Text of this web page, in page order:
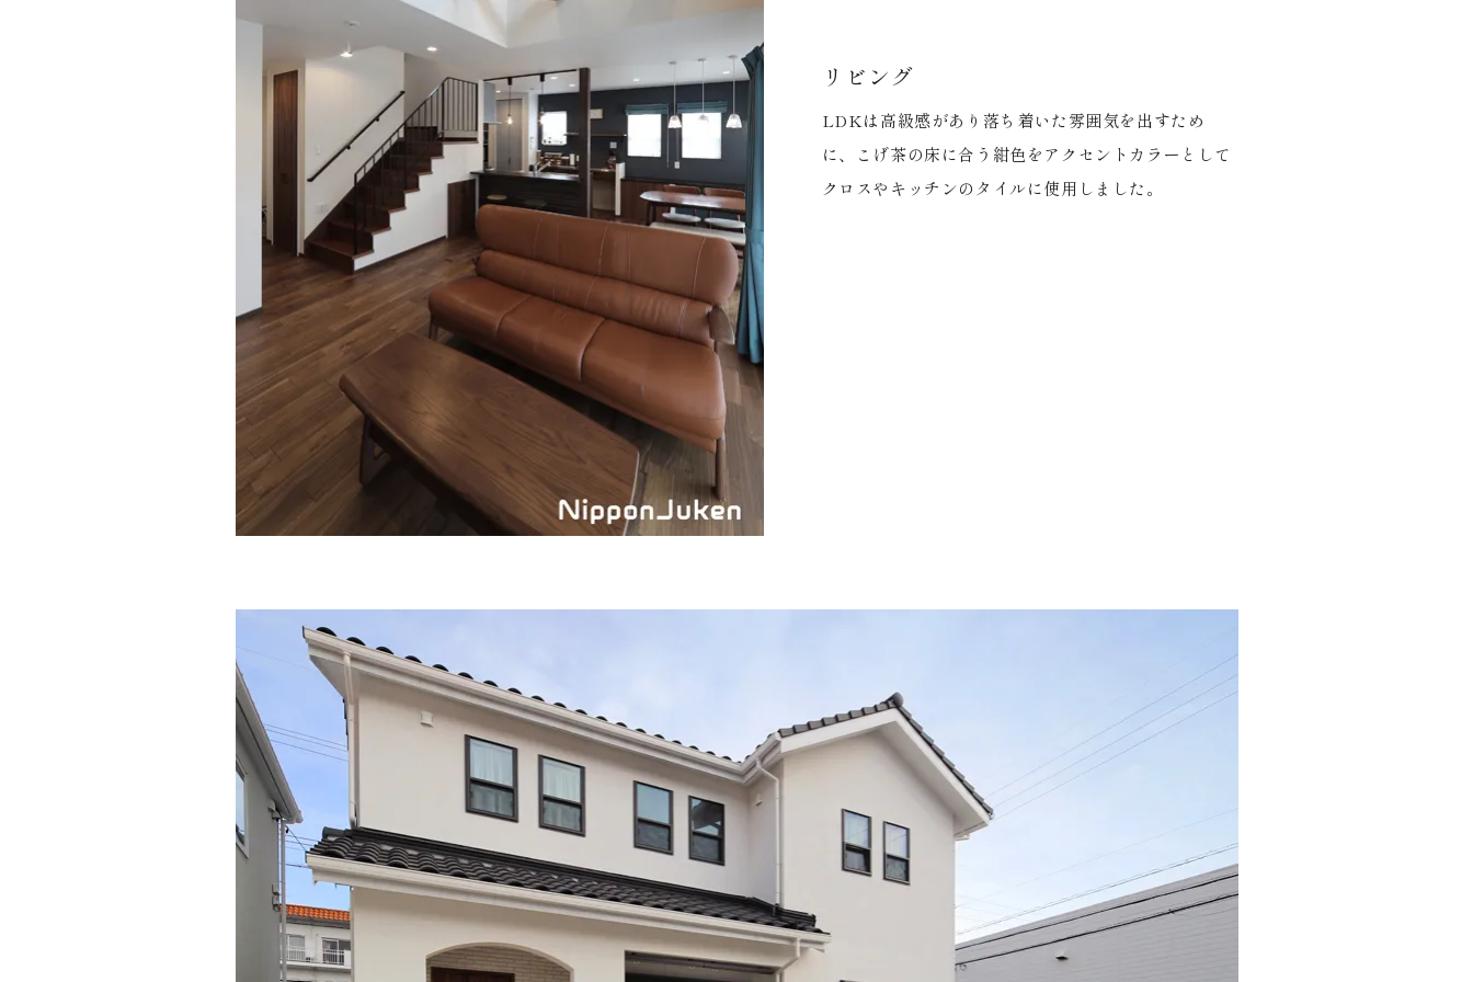
リビング
LDKは高級感があり落ち着いた雰囲気を出すため
に、こげ茶の床に合う紺色をアクセントカラーとして
クロスやキッチンのタイルに使用しました。